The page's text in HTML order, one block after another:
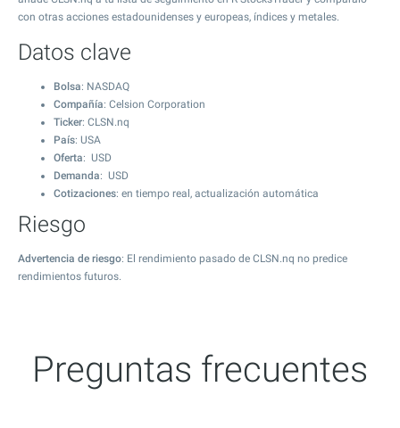
con otras acciones estadounidenses y europeas, índices y metales.
Datos clave
Bolsa: NASDAQ
Compañía: Celsion Corporation
Ticker: CLSN.nq
País: USA
Oferta: USD
Demanda: USD
Cotizaciones: en tiempo real, actualización automática
Riesgo
Advertencia de riesgo: El rendimiento pasado de CLSN.nq no predice
rendimientos futuros.
Preguntas frecuentes